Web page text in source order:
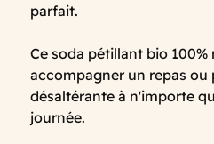
parfait.
Ce soda pétillant bio
accompagner un repas ou
désaltérante à n'importe
journée.